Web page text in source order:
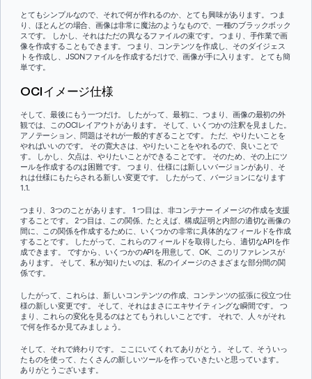
とてもシンプルなので、それで何が作れるのか、とても興味があります。 つま
り、ほとんどの場合、画像は非常に魔法のようなもので、一種のブラックボック
スです。 しかし、それはただの異なるファイルの束です。 つまり、手作業で画
像を作成することもできます。 つまり、コンテンツを作成し、そのダイジェス
トを作成し、JSONファイルを作成するだけで、画像が手に入ります。 とても簡
単です。
OCIイメージ仕様
そして、最後にもう一つだけ。 したがって、最初に、つまり、画像の最初の外
観では、このOCIレイアウトがあります。 そして、いくつかの注釈を見ました。
アノテーション、問題はそれが一般的すぎることです。 ただ、やりたいことを
やればいいのです。 その寛大さは、やりたいことをやれるので、良いことで
す。 しかし、欠点は、やりたいことができることです。 そのため、その上にツ
ールを作成するのは困難です。 つまり、仕様には新しいバージョンがあり、そ
れは仕様にもたらされる新しい変更です。 したがって、バージョンになります
1.1.
つまり、3つのことがあります。 1 つ目は、非コンテナー イメージの作成を支援
することです。 2つ目は、この関係、たとえば、構成証明と内部の適切な画像の
間に、この関係を作成するために、いくつかの非常に具体的なフィールドを作成
することです。 したがって、これらのフィールドを取得したら、適切なAPIを作
成できます。 ですから、いくつかのAPIを用意して、OK、このリファレンスが
あります。 そして、私が知りたいのは、私のイメージのさまざまな部分間の関
係です。
したがって、これらは、新しいコンテンツの作成、コンテンツの拡張に役立つ仕
様の新しい変更です。 そして、それはまさにエキサイティングな瞬間です。 つ
まり、これらの変化を見るのはとてもうれしいことです。 それで、人々がそれ
で何を作るか見てみましょう。
そして、それで終わりです。 ここにいてくれてありがとう。 そして、そういっ
たものを使って、たくさんの新しいツールを作っていきたいと思っています。
ありがとうございます。